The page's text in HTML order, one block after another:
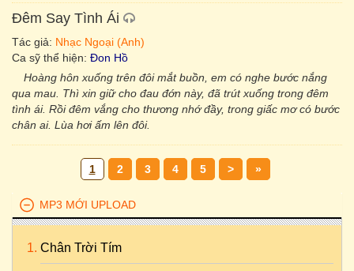
Đêm Say Tình Ái
Tác giả: Nhạc Ngoại (Anh)
Ca sỹ thể hiện: Đon Hồ
Hoàng hôn xuống trên đôi mắt buồn, em có nghe bước nắng
qua mau. Thì xin giữ cho đau đớn này, đã trút xuống trong đêm
tình ái. Rồi đêm vắng cho thương nhớ đầy, trong giấc mơ có bước
chân ai. Lùa hơi ấm lên đôi.
1 2 3 4 5 > »
MP3 MỚI UPLOAD
Chân Trời Tím